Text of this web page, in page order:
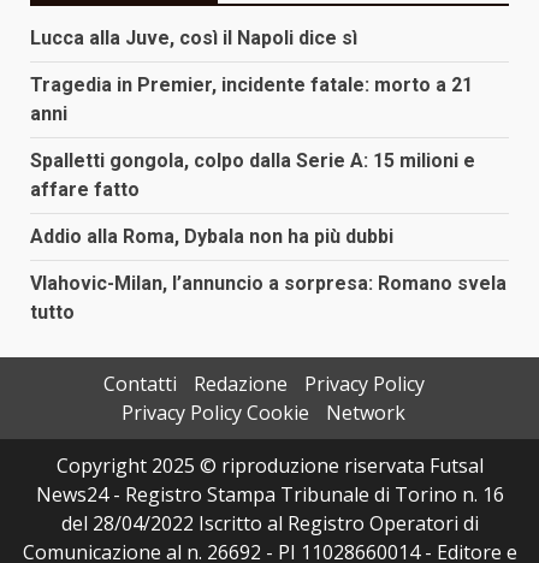
articoli
Lucca alla Juve, così il Napoli dice sì
Tragedia in Premier, incidente fatale: morto a 21
anni
Spalletti gongola, colpo dalla Serie A: 15 milioni e
affare fatto
Addio alla Roma, Dybala non ha più dubbi
Vlahovic-Milan, l’annuncio a sorpresa: Romano svela
tutto
Contatti Redazione
Privacy Policy
Privacy Policy Cookie
Network
Copyright 2025 © riproduzione riservata Futsal
News24 - Registro Stampa Tribunale di Torino n. 16
del 28/04/2022 Iscritto al Registro Operatori di
Comunicazione al n. 26692 - PI 11028660014 - Editore e